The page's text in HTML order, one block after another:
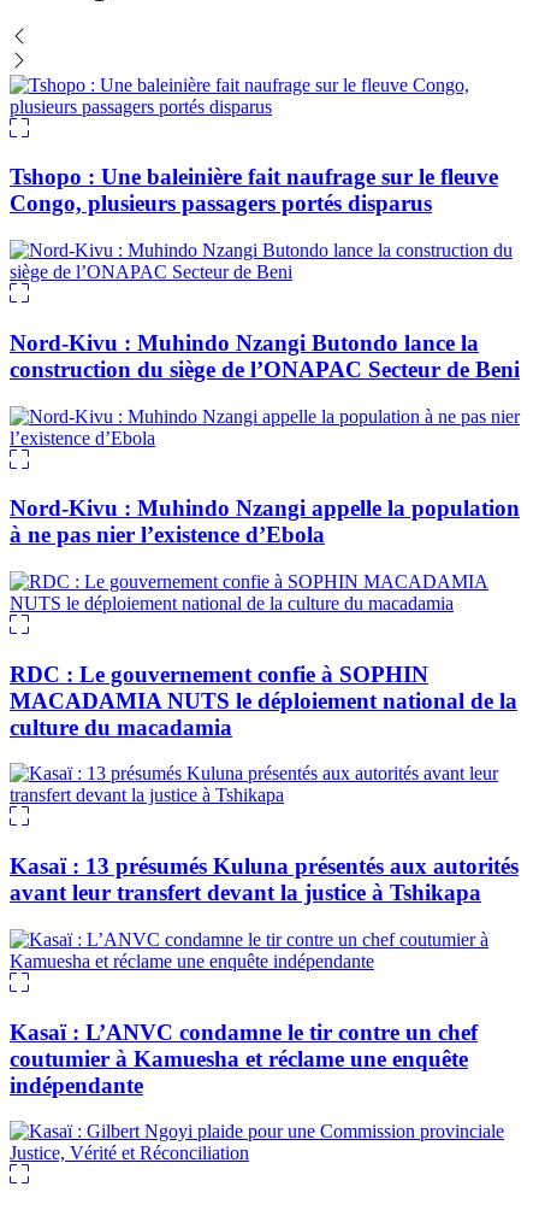
Tshopo : Une baleinière fait naufrage sur le fleuve
Congo, plusieurs passagers portés disparus
Nord-Kivu : Muhindo Nzangi Butondo lance la
construction du siège de l’ONAPAC Secteur de Beni
Nord-Kivu : Muhindo Nzangi appelle la population
à ne pas nier l’existence d’Ebola
RDC : Le gouvernement confie à SOPHIN
MACADAMIA NUTS le déploiement national de la
culture du macadamia
Kasaï : 13 présumés Kuluna présentés aux autorités
avant leur transfert devant la justice à Tshikapa
Kasaï : L’ANVC condamne le tir contre un chef
coutumier à Kamuesha et réclame une enquête
indépendante